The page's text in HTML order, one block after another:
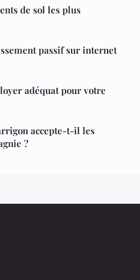
de sol les plus
passif sur internet
adéquat pour votre
accepte-t-il les
?